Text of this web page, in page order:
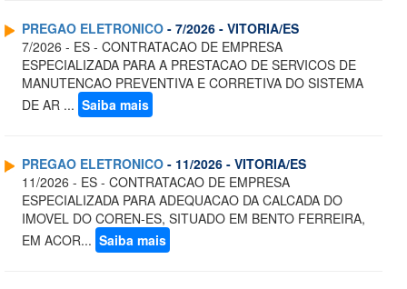
PREGAO ELETRONICO - 7/2026 - VITORIA/ES
7/2026 - ES - CONTRATACAO DE EMPRESA
ESPECIALIZADA PARA A PRESTACAO DE SERVICOS DE
MANUTENCAO PREVENTIVA E CORRETIVA DO SISTEMA
DE AR ... Saiba mais
PREGAO ELETRONICO - 11/2026 - VITORIA/ES
11/2026 - ES - CONTRATACAO DE EMPRESA
ESPECIALIZADA PARA ADEQUACAO DA CALCADA DO
IMOVEL DO COREN-ES, SITUADO EM BENTO FERREIRA,
EM ACOR... Saiba mais